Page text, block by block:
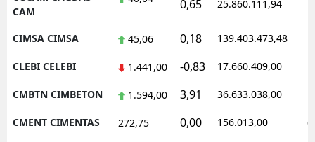
CAM
0,65 25.860.111,94
CIMSA CIMSA 45,06 0,18 139.403.473,48
CLEBI CELEBI 1.441,00 -0,83 17.660.409,00
CMBTN CIMBETON 1.594,00 3,91 36.633.038,00
CMENT CIMENTAS 272,75 0,00 156.013,00